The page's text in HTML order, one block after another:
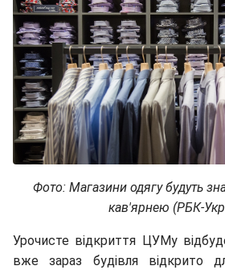
Фото: Магазини одягу будуть
кав'ярнею (РБК-
Урочисте відкриття ЦУМу
вже зараз будівля відкрито